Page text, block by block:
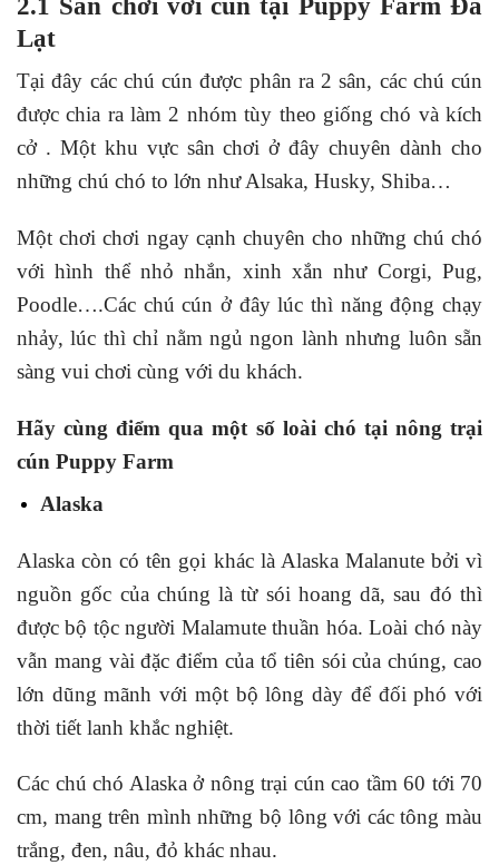
Lạt
Tại đây các chú cún được phân ra 2 sân, các chú cún
được chia ra làm 2 nhóm tùy theo giống chó và kích
cở . Một khu vực sân chơi ở đây chuyên dành cho
những chú chó to lớn như Alsaka, Husky, Shiba…
Một chơi chơi ngay cạnh chuyên cho những chú chó
với hình thể nhỏ nhắn, xinh xắn như Corgi, Pug,
Poodle….Các chú cún ở đây lúc thì năng động chạy
nhảy, lúc thì chỉ nằm ngủ ngon lành nhưng luôn sẵn
sàng vui chơi cùng với du khách.
Hãy cùng điểm qua một số loài chó tại nông trại
cún Puppy Farm
Alaska
Alaska còn có tên gọi khác là Alaska Malanute bởi vì
nguồn gốc của chúng là từ sói hoang dã, sau đó thì
được bộ tộc người Malamute thuần hóa. Loài chó này
vẫn mang vài đặc điểm của tổ tiên sói của chúng, cao
lớn dũng mãnh với một bộ lông dày để đối phó với
thời tiết lanh khắc nghiệt.
Các chú chó Alaska ở nông trại cún cao tầm 60 tới 70
cm, mang trên mình những bộ lông với các tông màu
trắng, đen, nâu, đỏ khác nhau.